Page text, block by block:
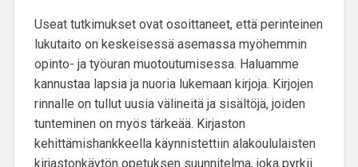
Useat tutkimukset ovat osoittaneet, että perinteinen
lukutaito on keskeisessä asemassa myöhemmin
opinto- ja työuran muotoutumisessa. Haluamme
kannustaa lapsia ja nuoria lukemaan kirjoja. Kirjojen
rinnalle on tullut uusia välineitä ja sisältöjä, joiden
tunteminen on myös tärkeää. Kirjaston
kehittämishankkeella käynnistettiin alakoululaisten
kirjastonkäytön opetuksen suunnitelma, joka pyrkii